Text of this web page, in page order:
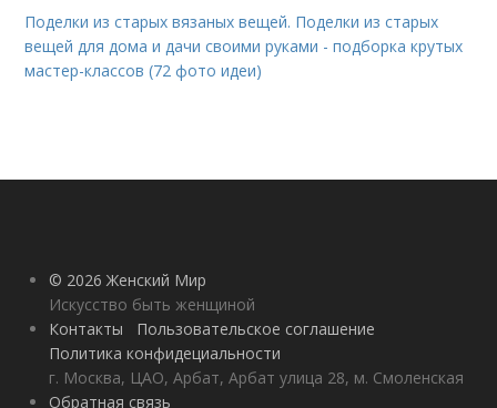
Поделки из старых вязаных вещей. Поделки из старых
вещей для дома и дачи своими руками - подборка крутых
мастер-классов (72 фото идеи)
© 2026 Женский Мир
Искусство быть женщиной
Контакты
Пользовательское соглашение
Политика конфидециальности
г. Москва, ЦАО, Арбат, Арбат улица 28, м. Смоленская
Обратная связь